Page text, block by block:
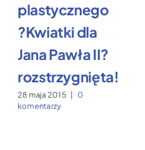
plastycznego
?Kwiatki dla
Jana Pawła II?
rozstrzygnięta!
28 maja 2015
0
komentarzy